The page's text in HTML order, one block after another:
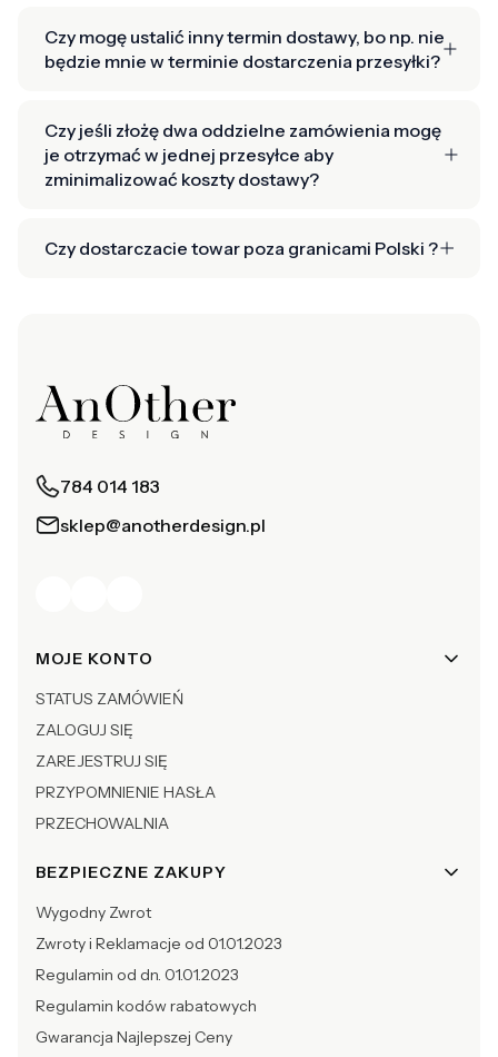
Czy mogę ustalić inny termin dostawy, bo np. nie
będzie mnie w terminie dostarczenia przesyłki?
Czy jeśli złożę dwa oddzielne zamówienia mogę
je otrzymać w jednej przesyłce aby
zminimalizować koszty dostawy?
Czy dostarczacie towar poza granicami Polski ?
784 014 183
sklep@anotherdesign.pl
Linki w stopce
MOJE KONTO
STATUS ZAMÓWIEŃ
ZALOGUJ SIĘ
ZAREJESTRUJ SIĘ
PRZYPOMNIENIE HASŁA
PRZECHOWALNIA
BEZPIECZNE ZAKUPY
Wygodny Zwrot
Zwroty i Reklamacje od 01.01.2023
Regulamin od dn. 01.01.2023
Regulamin kodów rabatowych
Gwarancja Najlepszej Ceny